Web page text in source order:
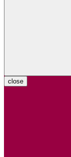
close